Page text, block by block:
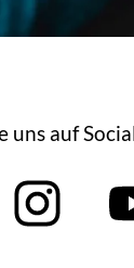
uns auf